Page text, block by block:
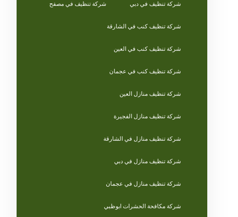
شركة تنظيف في دبي شركة تنظيف في مصفح
شركة تنظيف كنب في الشارقة
شركة تنظيف كنب في العين
شركة تنظيف كنب في عجمان
شركة تنظيف منازل العين
شركة تنظيف منازل الفجيرة
شركة تنظيف منازل في الشارقة
شركة تنظيف منازل في دبي
شركة تنظيف منازل في عجمان
شركة مكافحة الحشرات ابوظبي